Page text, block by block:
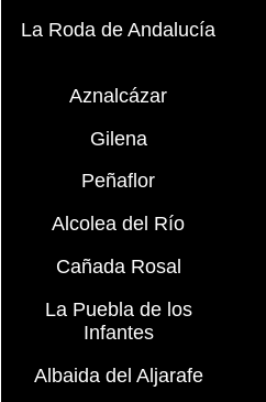
La Roda de Andalucía
Aznalcázar
Gilena
Peñaflor
Alcolea del Río
Cañada Rosal
La Puebla de los
Infantes
Albaida del Aljarafe